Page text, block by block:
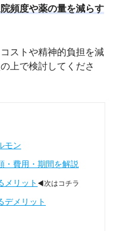
頻度や薬の量を減らす
ストや精神的負担を減
上で検討してくださ
モン
・費用・期間を解説
メリット ◀次はコチラ
デメリット